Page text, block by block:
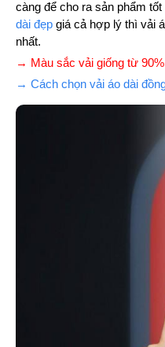
càng để cho ra sản phẩm
dài đẹp giá cả hợp lý thì vải
nhất.
→ Màu sắc vải giống từ
→ Cách chọn vải áo dài